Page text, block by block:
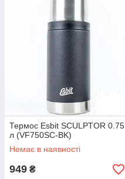
Термос Esbit SCULPTOR 0.75
л (VF750SC-BK)
Немає в наявності
949 ₴